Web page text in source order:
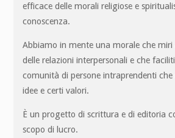
efficace delle morali religiose e
conoscenza.
Abbiamo in mente una morale che
delle relazioni interpersonali e che
comunità di persone intraprendenti
idee e certi valori.
È un progetto di scrittura e di editoria
scopo di lucro.